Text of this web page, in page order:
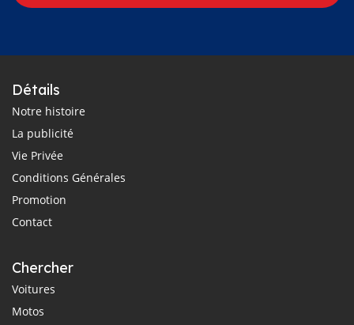
Détails
Notre histoire
La publicité
Vie Privée
Conditions Générales
Promotion
Contact
Chercher
Voitures
Motos